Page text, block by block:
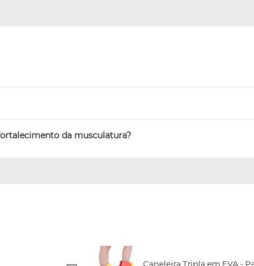
da musculatura?
Caneleira Tripla em EVA -